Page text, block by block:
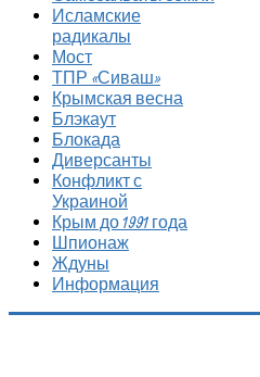
Исламские
радикалы
Мост
ТПР «Сиваш»
Крымская весна
Блэкаут
Блокада
Диверсанты
Конфликт с
Украиной
Крым до 1991 года
Шпионаж
Ждуны
Информация